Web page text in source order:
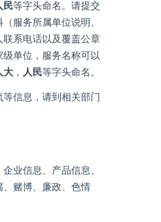
民等字头命名。请提交
服务所属单位说明、
系电话以及覆盖公章
单位，服务名称可以
大 ， 人民等字头命名。
信息，请到相关部门
业信息、产品信息、
、赌博、廉政、色情